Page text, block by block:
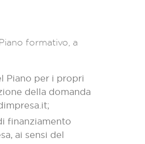
formativo, a
Piano per i propri
della domanda
finanziamento
ai sensi del